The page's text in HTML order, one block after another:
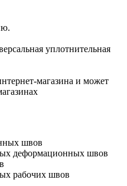
уплотнительная
магазина и может
швов
деформационных швов
рабочих швов